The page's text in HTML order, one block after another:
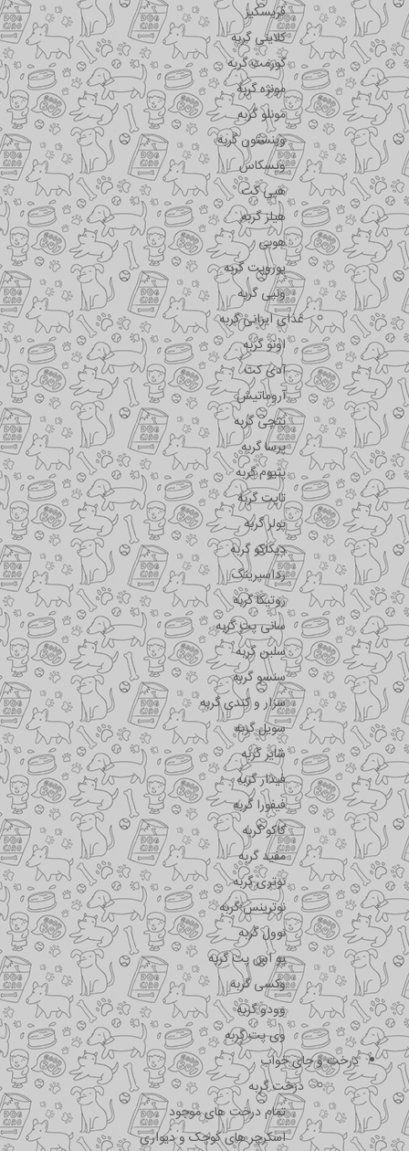
فریسکیز
کلاینی گربه
گورمت گربه
مونژه گربه
مونلو گربه
وینستون گربه
ویسکاس
هپی کت
هیلز گربه
هوبی
یوروپت گربه
ونپی گربه
غذای ایرانی گربه
اونو گربه
آدی کت
آروماتیش
پتچی گربه
پرسا گربه
پتیوم گربه
تاپت گربه
پولر گربه
دیکاکو گربه
رداسپرینگ
روتیکا گربه
سانی پت گربه
سلبن گربه
سنسو گربه
سزار و کندی گربه
سویل گربه
شایر گربه
فیدار گربه
فیفورا گربه
کاکو گربه
مفید گربه
نوتری گربه
نوترینس گربه
نوول گربه
یو اس پت گربه
وکسی گربه
وودو گربه
وی پت گربه
درخت و جای خواب
درخت گربه
تمام درخت های موجود
اسکرچر های کوچک و دیواری